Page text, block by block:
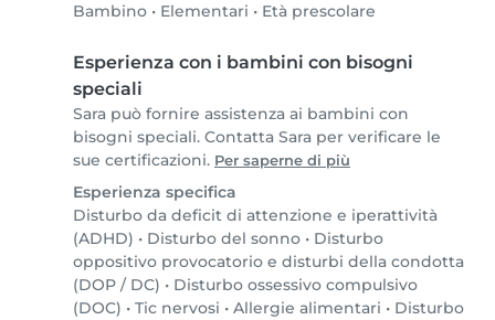
Bambino • Elementari • Età prescolare
Esperienza con i bambini con bisogni
speciali
Sara può fornire assistenza ai bambini con
bisogni speciali. Contatta Sara per verificare le
sue certificazioni. Per saperne di più
Esperienza specifica
Disturbo da deficit di attenzione e iperattività
(ADHD) • Disturbo del sonno • Disturbo
oppositivo provocatorio e disturbi della condotta
(DOP / DC) • Disturbo ossessivo compulsivo
(DOC) • Tic nervosi • Allergie alimentari • Disturbo